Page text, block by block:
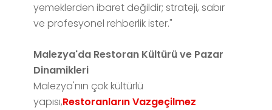
yemeklerden ibaret değildir; strateji, sabır
ve profesyonel rehberlik ister."
Malezya'da Restoran Kültürü ve Pazar
Dinamikleri
Malezya'nın çok kültürlü
yapısı,Restoranların Vazgeçilmez